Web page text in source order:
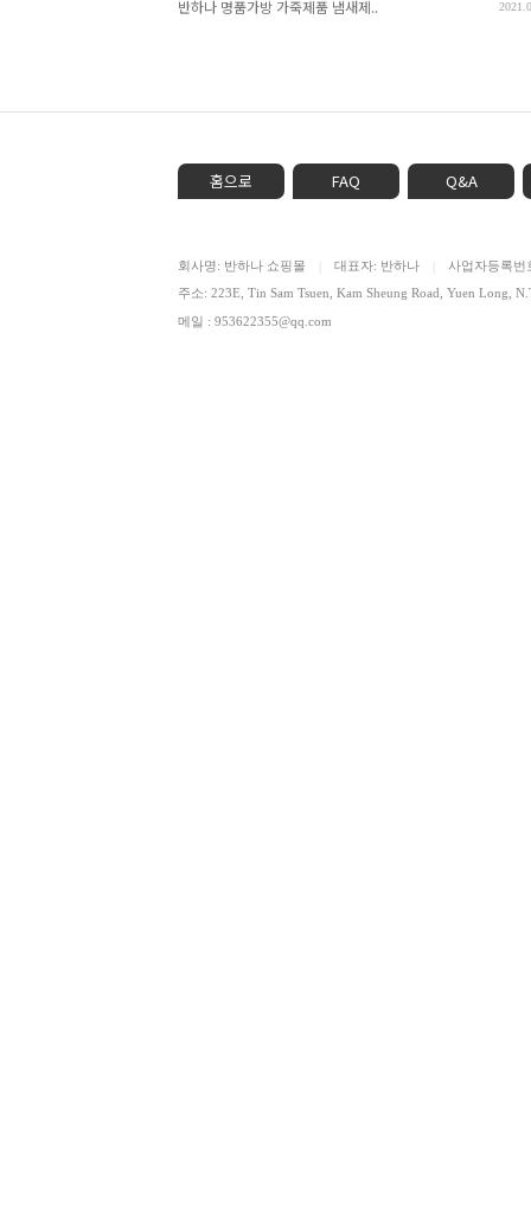
반하나 명품가방 가죽제품 냄새제..
홈으로 FAQ Q&A
회사명: 반하나 쇼핑몰 대표자: 반하나
사업자등록
주소: 223E, Tin Sam Tsuen, Kam Sheung Road, Yuen Long,
메일 : 953622355@qq.com